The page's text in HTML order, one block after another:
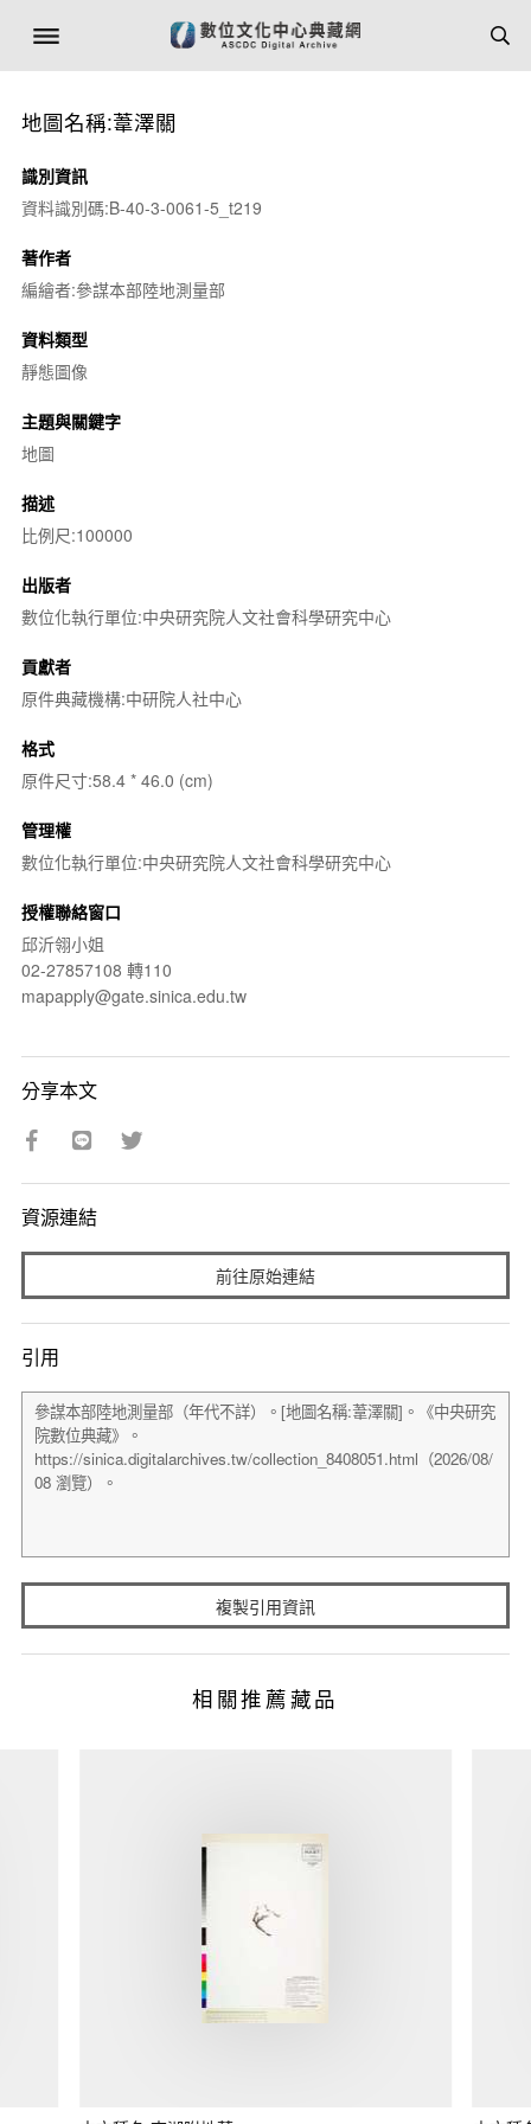
地圖名稱:葦澤關
識別資訊
資料識別碼:B-40-3-0061-5_t219
著作者
編繪者:參謀本部陸地測量部
資料類型
靜態圖像
主題與關鍵字
地圖
描述
比例尺:100000
出版者
數位化執行單位:中央研究院人文社會科學研究中心
貢獻者
原件典藏機構:中研院人社中心
格式
原件尺寸:58.4 * 46.0 (cm)
管理權
數位化執行單位:中央研究院人文社會科學研究中心
授權聯絡窗口
邱沂翎小姐
02-27857108 轉110
mapapply@gate.sinica.edu.tw
分享本文
資源連結
前往原始連結
引用
複製引用資訊
相關推薦藏品